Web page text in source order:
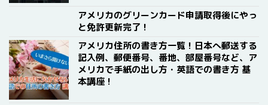
アメリカのグリーンカード申請取得後にやっ
と免許更新完了！
アメリカ住所の書き方一覧！日本へ郵送する
記入例、郵便番号、番地、部屋番号など、ア
メリカで手紙の出し方・英語での書き方 基
本講座！